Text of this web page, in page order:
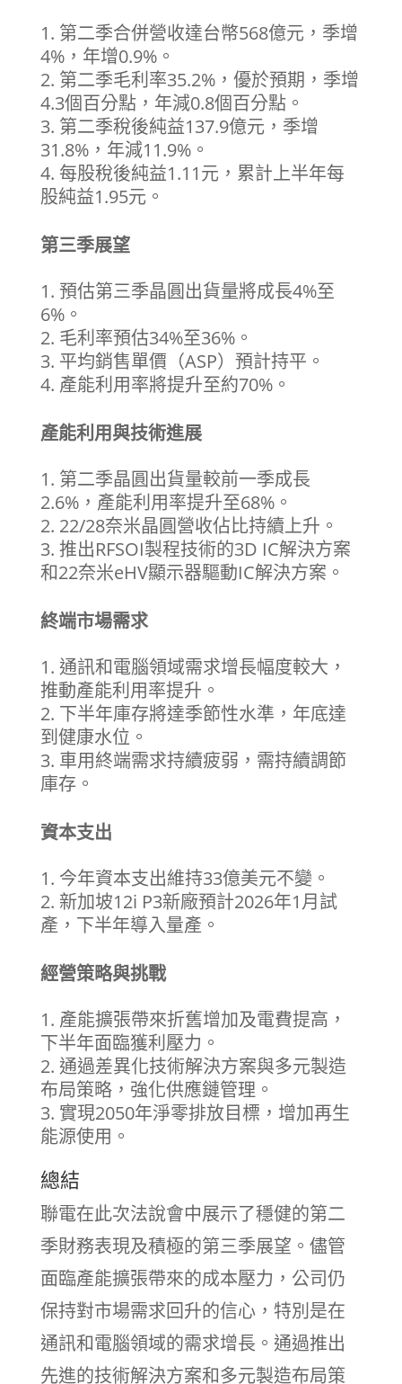
第二季合併營收達台幣568億元，季增
4%，年增0.9%。
第二季毛利率35.2%，優於預期，季增
4.3個百分點，年減0.8個百分點。
第二季稅後純益137.9億元，季增
31.8%，年減11.9%。
每股稅後純益1.11元，累計上半年每
股純益1.95元。
第三季展望
預估第三季晶圓出貨量將成長4%至
6%。
毛利率預估34%至36%。
平均銷售單價（ASP）預計持平。
產能利用率將提升至約70%。
產能利用與技術進展
第二季晶圓出貨量較前一季成長
2.6%，產能利用率提升至68%。
22/28奈米晶圓營收佔比持續上升。
推出RFSOI製程技術的3D IC解決方案
和22奈米eHV顯示器驅動IC解決方案。
終端市場需求
通訊和電腦領域需求增長幅度較大，
推動產能利用率提升。
下半年庫存將達季節性水準，年底達
到健康水位。
車用終端需求持續疲弱，需持續調節
庫存。
資本支出
今年資本支出維持33億美元不變。
新加坡12i P3新廠預計2026年1月試
產，下半年導入量產。
經營策略與挑戰
產能擴張帶來折舊增加及電費提高，
下半年面臨獲利壓力。
通過差異化技術解決方案與多元製造
布局策略，強化供應鏈管理。
實現2050年淨零排放目標，增加再生
能源使用。
總結
聯電在此次法說會中展示了穩健的第二
季財務表現及積極的第三季展望。儘管
面臨產能擴張帶來的成本壓力，公司仍
保持對市場需求回升的信心，特別是在
通訊和電腦領域的需求增長。通過推出
先進的技術解決方案和多元製造布局策